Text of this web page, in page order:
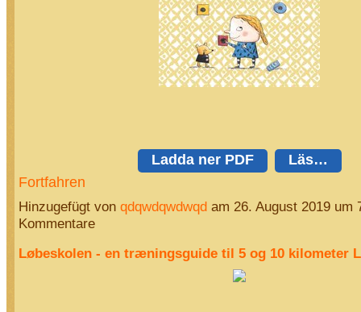
Ladda ner PDF
Läs…
Fortfahren
Hinzugefügt von qdqwdqwdwqd am 26. August 2019
Kommentare
Løbeskolen - en træningsguide til 5 og 10 kilometer